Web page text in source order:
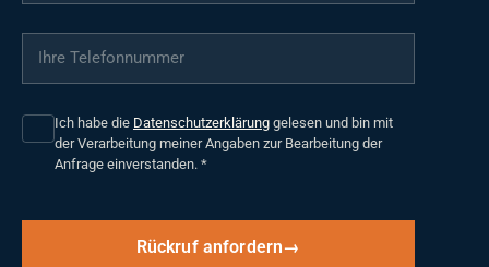
Ihre Telefonnummer
Ich habe die Datenschutzerklärung gelesen und bin mit
der Verarbeitung meiner Angaben zur Bearbeitung der
Anfrage einverstanden. *
Rückruf anfordern